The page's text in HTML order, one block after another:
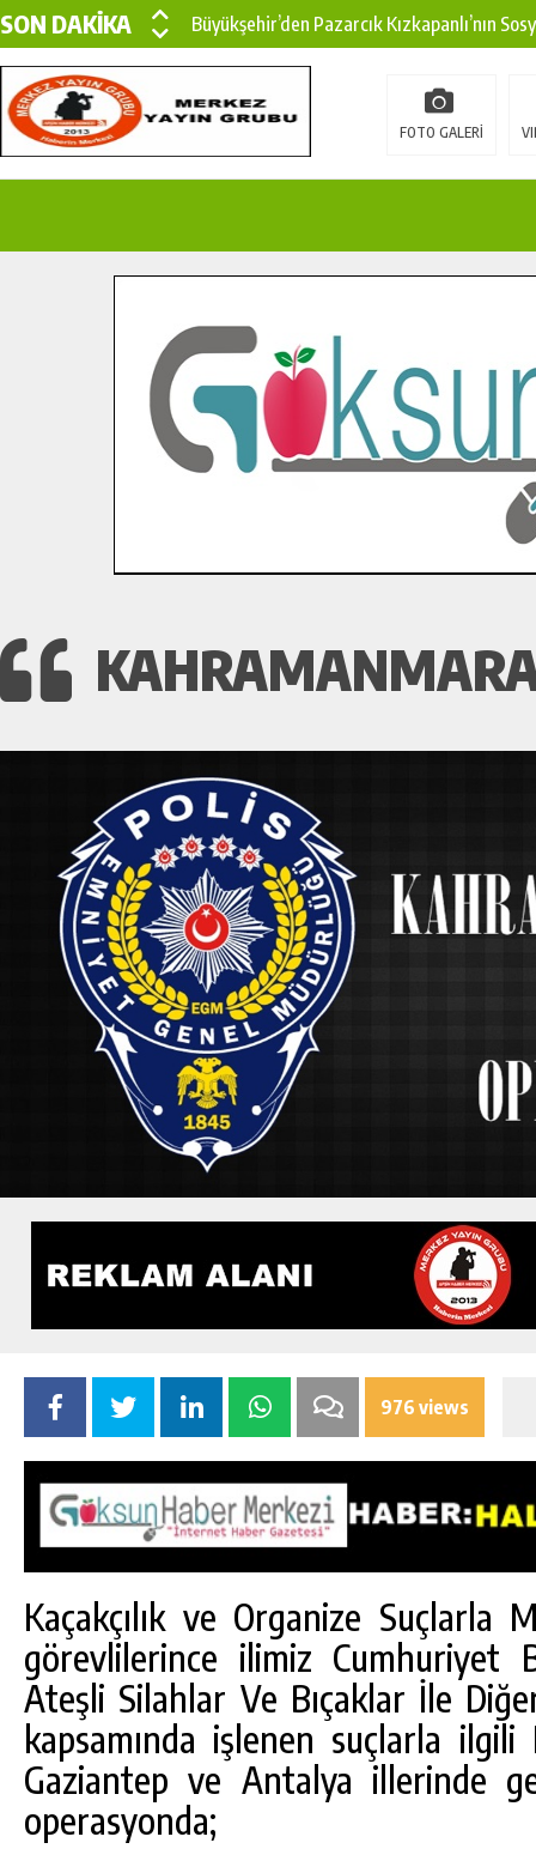
SON DAKİKA
Büyükşehir’den Pazarcık Kızkapanlı’nın
Büyükşehir’den Pazarcık Kırsalına Modern
Çin’den KSÜ’ye Uluslararası Başarı:
İlçe Jandarma Komutanı Karakaya’dan
Bertiz’in Yeni Köprüsünde Sona Doğru.
FOTO GALERİ
976 views
Kaçakçılık ve Organize Suçlarla
görevlilerince ilimiz Cumhuriyet
Ateşli Silahlar Ve Bıçaklar İle
kapsamında işlenen suçlarla
Gaziantep ve Antalya illerinde
operasyonda;